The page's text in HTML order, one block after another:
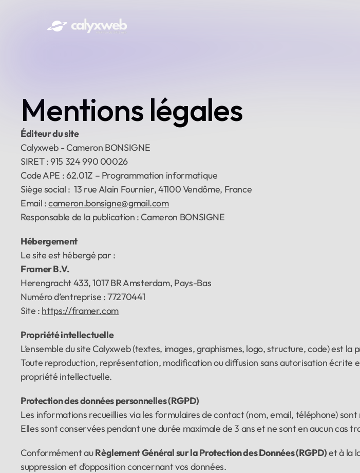
Mentions légales
Éditeur du site
Calyxweb - Cameron BONSIGNE
SIRET : 915 324 990 00026
Code APE : 62.01Z – Programmation informatique
Siège social :  13 rue Alain Fournier, 41100 Vendôme, France
Email : cameron.bonsigne@gmail.com
Responsable de la publication : Cameron BONSIGNE
Hébergement
Le site est hébergé par :
Framer B.V.
Herengracht 433, 1017 BR Amsterdam, Pays-Bas
Numéro d’entreprise : 77270441
Site : https://framer.com
Propriété intellectuelle
L’ensemble du site Calyxweb (textes, images, graphismes, logo, structure, code) est
Toute reproduction, représentation, modification ou diffusion sans autorisation
propriété intellectuelle.
Protection des données personnelles (RGPD)
Les informations recueillies via les formulaires de contact (nom, email, téléphone)
Elles sont conservées pendant une durée maximale de 3 ans et ne sont en aucun cas
Conformément au Règlement Général sur la Protection des Données (RGPD) et à la
suppression et d’opposition concernant vos données.